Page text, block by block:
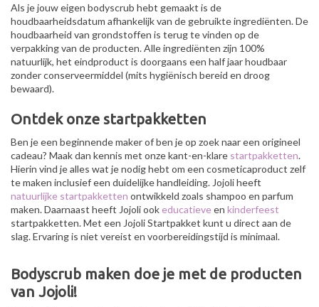
Als je jouw eigen bodyscrub hebt gemaakt is de
houdbaarheidsdatum afhankelijk van de gebruikte ingrediënten. De
houdbaarheid van grondstoffen is terug te vinden op de
verpakking van de producten. Alle ingrediënten zijn 100%
natuurlijk, het eindproduct is doorgaans een half jaar houdbaar
zonder conserveermiddel (mits hygiënisch bereid en droog
bewaard).
Ontdek onze startpakketten
Ben je een beginnende maker of ben je op zoek naar een origineel
cadeau? Maak dan kennis met onze kant-en-klare startpakketten.
Hierin vind je alles wat je nodig hebt om een cosmeticaproduct zelf
te maken inclusief een duidelijke handleiding. Jojoli heeft
natuurlijke startpakketten ontwikkeld zoals shampoo en parfum
maken. Daarnaast heeft Jojoli ookeducatieveen kinderfeest
startpakketten. Met een Jojoli Startpakket kunt u direct aan de
slag. Ervaring is niet vereist en voorbereidingstijd is minimaal.
Bodyscrub maken doe je met de producten
van Jojoli!